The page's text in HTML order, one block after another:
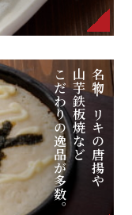
名物トリキの唐揚や
山芋鉄板焼など
こだわりの逸品が多数。